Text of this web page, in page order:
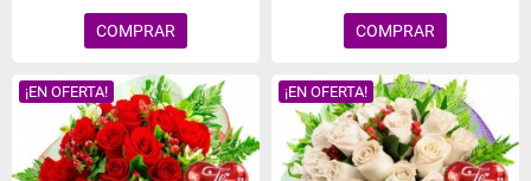
COMPRAR COMPRAR
¡EN OFERTA! ¡EN OFERTA!